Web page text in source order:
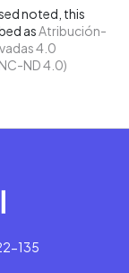
noted, this
asAtribución-
4.0
ND 4.0)
135